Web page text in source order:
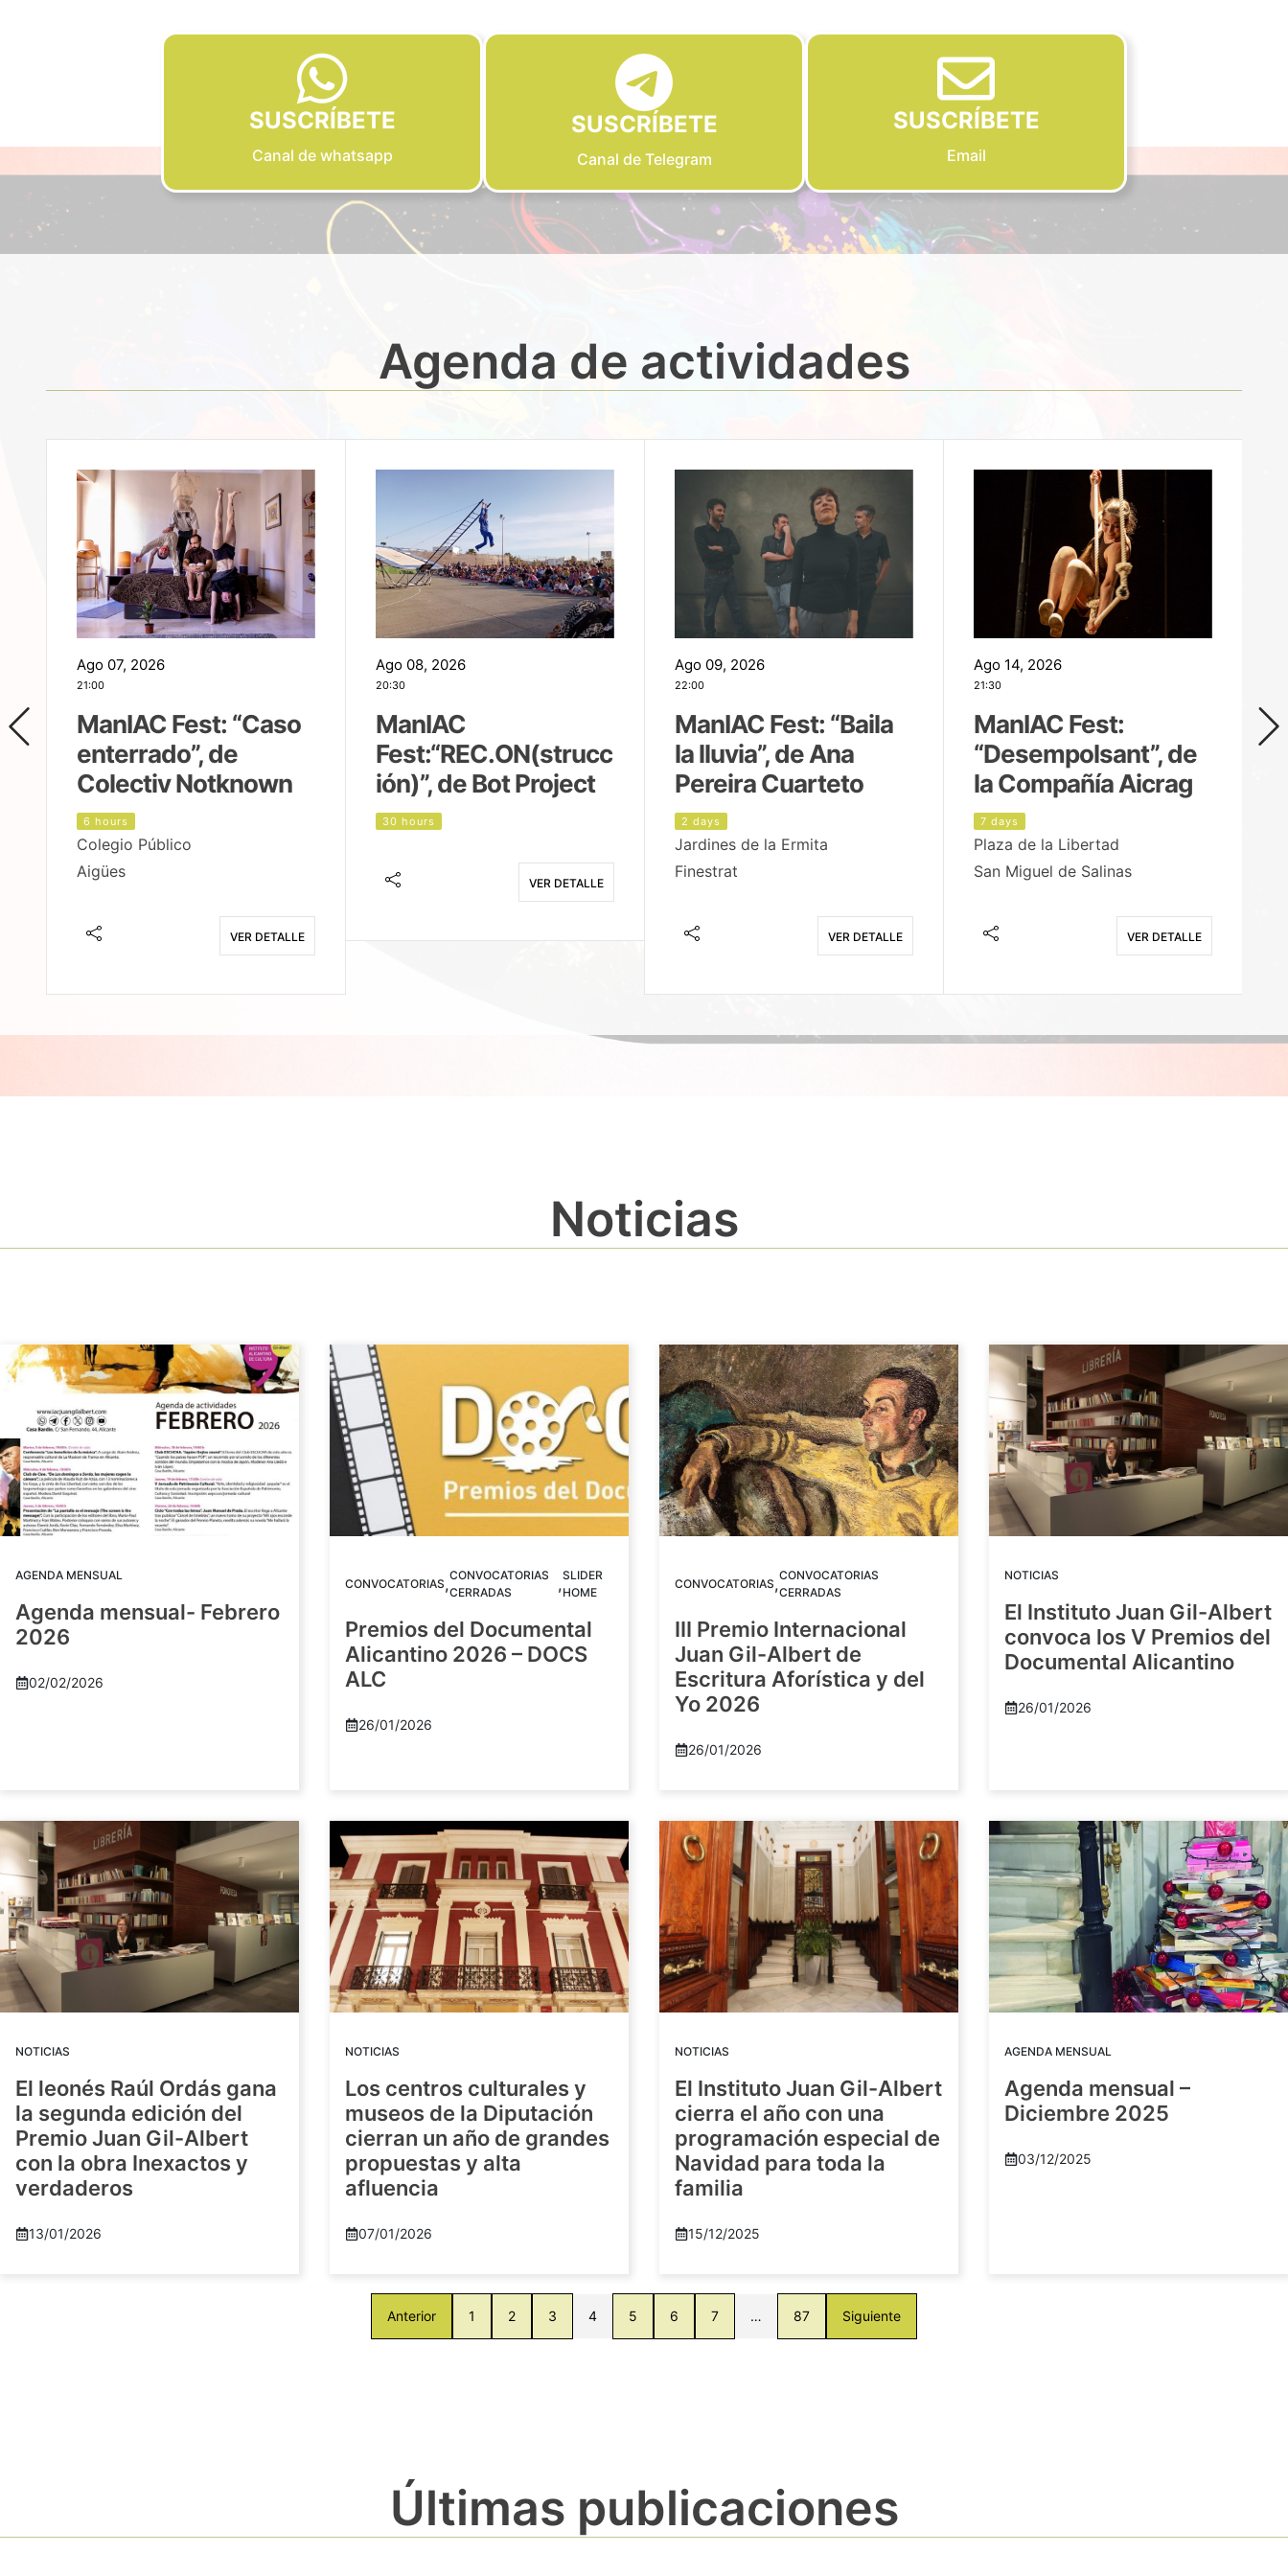
SUSCRÍBETE
Canal de whatsapp
SUSCRÍBETE
Canal de Telegram
SUSCRÍBETE
Email
Agenda de actividades
Ago 07, 2026
21:00
ManIAC Fest: “Caso
enterrado”, de
Colectiv Notknown
6 hours
Colegio Público
Aigües
VER DETALLE
Ago 08, 2026
20:30
ManIAC
Fest:“REC.ON(strucc
ión)”, de Bot Project
30 hours
VER DETALLE
Ago 09, 2026
22:00
ManIAC Fest: “Baila
la lluvia”, de Ana
Pereira Cuarteto
2 days
Jardines de la Ermita
Finestrat
VER DETALLE
Ago 14, 2026
21:30
ManIAC Fest:
“Desempolsant”, de
la Compañía Aicrag
7 days
Plaza de la Libertad
San Miguel de Salinas
VER DETALLE
Noticias
AGENDA MENSUAL
Agenda mensual- Febrero
2026
02/02/2026
CONVOCATORIAS,CONVOCATORIAS
CERRADAS
,SLIDER
HOME
Premios del Documental
Alicantino 2026 – DOCS
ALC
26/01/2026
CONVOCATORIAS,CONVOCATORIAS
CERRADAS
III Premio Internacional
Juan Gil-Albert de
Escritura Aforística y del
Yo 2026
26/01/2026
NOTICIAS
El Instituto Juan Gil-Albert
convoca los V Premios del
Documental Alicantino
26/01/2026
NOTICIAS
El leonés Raúl Ordás gana
la segunda edición del
Premio Juan Gil-Albert
con la obra Inexactos y
verdaderos
13/01/2026
NOTICIAS
Los centros culturales y
museos de la Diputación
cierran un año de grandes
propuestas y alta
afluencia
07/01/2026
NOTICIAS
El Instituto Juan Gil-Albert
cierra el año con una
programación especial de
Navidad para toda la
familia
15/12/2025
AGENDA MENSUAL
Agenda mensual –
Diciembre 2025
03/12/2025
Anterior 1 2 3 4 5 6 7 … 87 Siguiente
Últimas publicaciones